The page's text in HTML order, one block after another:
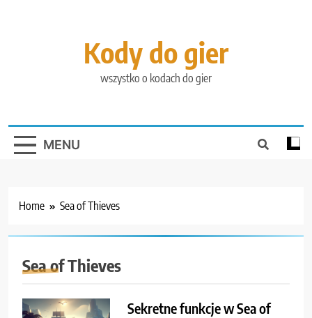
Kody do gier
wszystko o kodach do gier
MENU
Home Sea of Thieves
Sea of Thieves
Sekretne funkcje w Sea of